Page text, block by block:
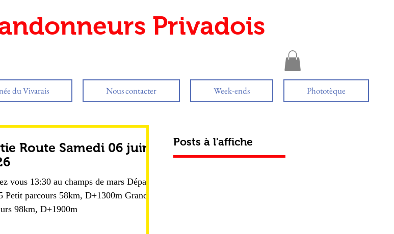
Privadois
du Vivarais Nous contacter Week-ends Phototèque
Route Samedi 06 juin
vous 13:30 au champs de mars Départ
Petit parcours 58km, D+1300m Grand
98km, D+1900m
Posts à l'affiche